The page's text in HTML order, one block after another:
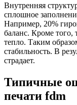
Внутренняя
сплошное
Например, 20%
баланс. Кроме того,
тепло. Таким
стабильность. В
страдает.
Типичные
печати fdm